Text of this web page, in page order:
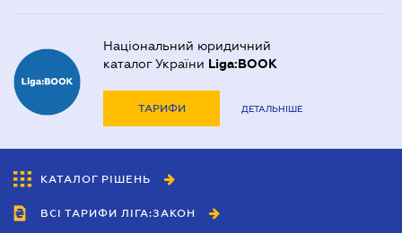
Національний юридичний
каталог України Liga:BOOK
ТАРИФИ ДЕТАЛЬНІШЕ
КАТАЛОГ РІШЕНЬ
ВСІ ТАРИФИ ЛІГА:ЗАКОН